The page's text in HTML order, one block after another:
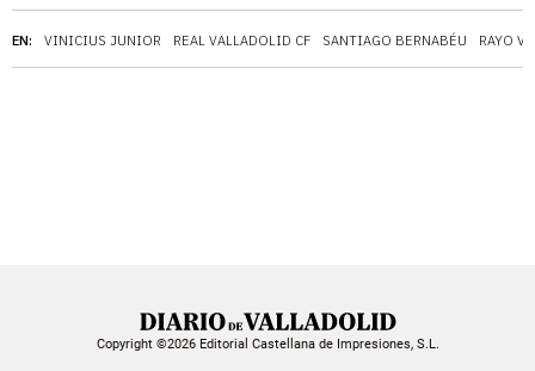
EN: VINICIUS JUNIOR REAL VALLADOLID CF SANTIAGO BERNABÉU RAYO
Copyright ©2026 Editorial Castellana de Impresiones, S.L.